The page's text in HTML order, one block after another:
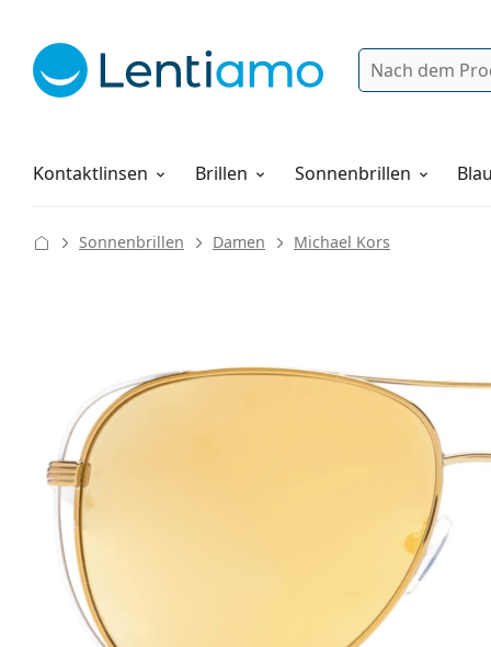
Suche
Kontaktlinsen
Pflegemittel Brillen Sonnenbrillen
Alles über den Einkauf
Sonnenbrillen Damen Michael Kors
Glashöhe
58 mm
Glasbreite
Glasbreite